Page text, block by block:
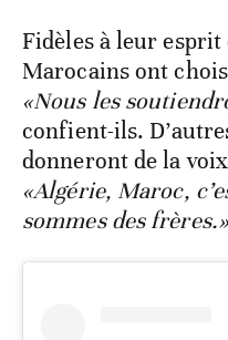
Fidèles à leur
Marocains ont
«Nous les
confient-ils.
donneront de la
«Algérie, Maroc,
sommes des frères.»